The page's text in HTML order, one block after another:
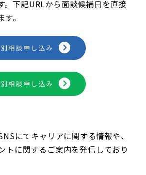
。下記URLから面談候補日を直接
。
相談申し込み
相談申し込み
にてキャリアに関する情報や、
トに関するご案内を発信しており